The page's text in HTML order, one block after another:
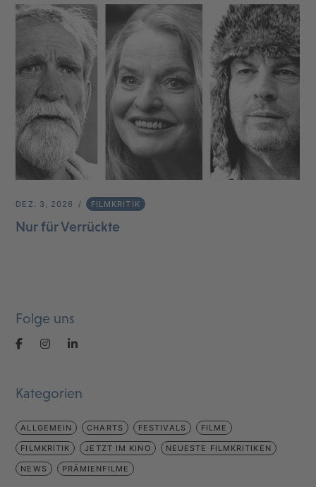
DEZ. 3, 2026 FILMKRITIK
Nur für Verrückte
Folge uns
Kategorien
ALLGEMEIN CHARTS FESTIVALS FILME
FILMKRITIK JETZT IM KINO NEUESTE FILMKRITIKEN
NEWS PRÄMIENFILME